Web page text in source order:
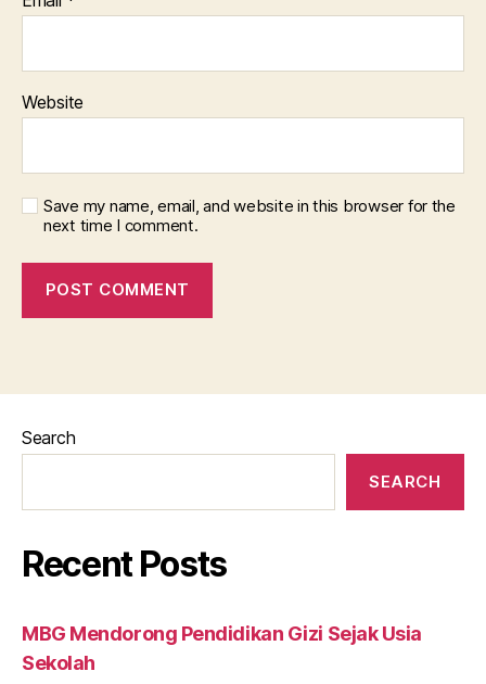
Website
Save my name, email, and website in this browser for the
next time I comment.
Search
SEARCH
Recent Posts
MBG Mendorong Pendidikan Gizi Sejak Usia
Sekolah